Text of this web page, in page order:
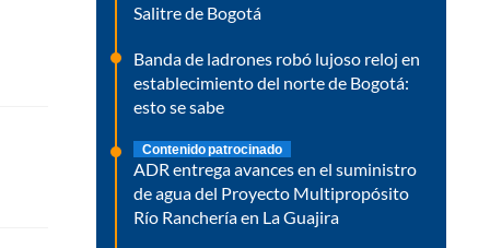
Salitre de Bogotá
Banda de ladrones robó lujoso reloj en
establecimiento del norte de Bogotá:
esto se sabe
Contenido patrocinado
ADR entrega avances en el suministro
de agua del Proyecto Multipropósito
Río Ranchería en La Guajira